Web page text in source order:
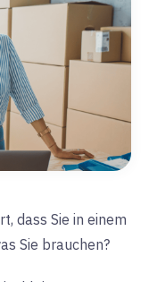
dass Sie in einem
Sie brauchen?